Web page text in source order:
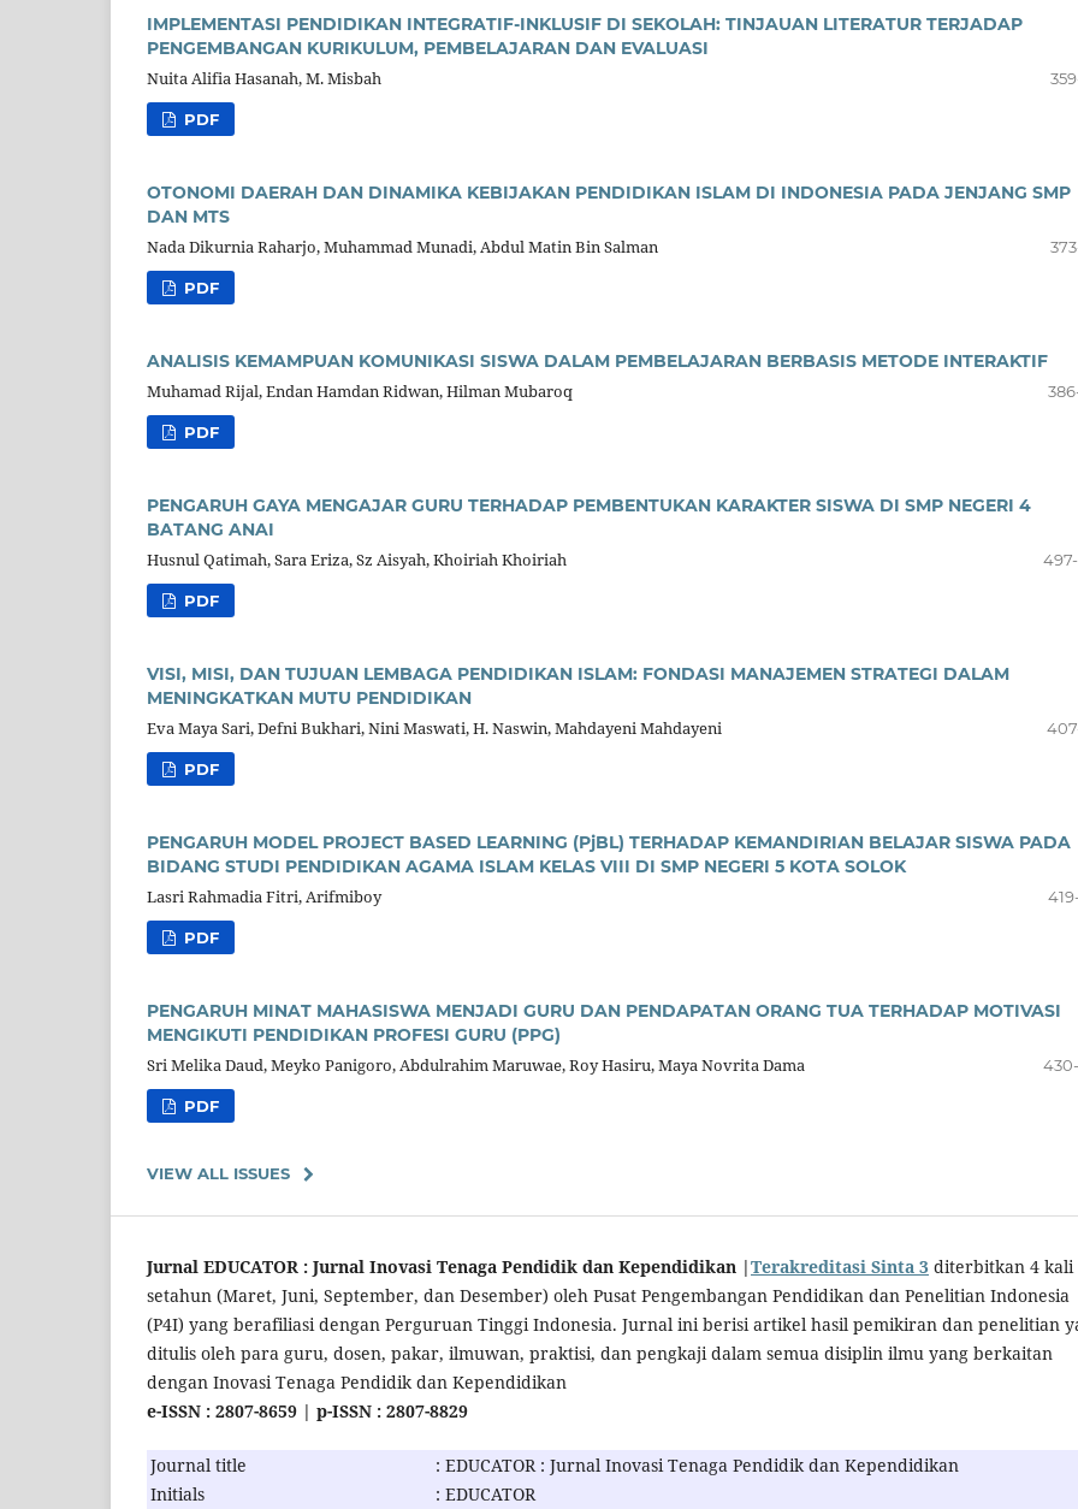
IMPLEMENTASI PENDIDIKAN INTEGRATIF-INKLUSIF DI SEKOLAH: TINJAUAN LITERATUR TERJADAP
PENGEMBANGAN KURIKULUM, PEMBELAJARAN DAN EVALUASI
Nuita Alifia Hasanah, M. Misbah
PDF
OTONOMI DAERAH DAN DINAMIKA KEBIJAKAN PENDIDIKAN ISLAM DI INDONESIA PADA JENJANG SMP
DAN MTS
Nada Dikurnia Raharjo, Muhammad Munadi, Abdul Matin Bin Salman
PDF
ANALISIS KEMAMPUAN KOMUNIKASI SISWA DALAM PEMBELAJARAN BERBASIS METODE INTERAKTIF
Muhamad Rijal, Endan Hamdan Ridwan, Hilman Mubaroq
PDF
PENGARUH GAYA MENGAJAR GURU TERHADAP PEMBENTUKAN KARAKTER SISWA DI SMP NEGERI 4
BATANG ANAI
Husnul Qatimah, Sara Eriza, Sz Aisyah, Khoiriah Khoiriah
PDF
VISI, MISI, DAN TUJUAN LEMBAGA PENDIDIKAN ISLAM: FONDASI MANAJEMEN STRATEGI DALAM
MENINGKATKAN MUTU PENDIDIKAN
Eva Maya Sari, Defni Bukhari, Nini Maswati, H. Naswin, Mahdayeni Mahdayeni
PDF
PENGARUH MODEL PROJECT BASED LEARNING (PjBL) TERHADAP KEMANDIRIAN BELAJAR SISWA PADA
BIDANG STUDI PENDIDIKAN AGAMA ISLAM KELAS VIII DI SMP NEGERI 5 KOTA SOLOK
Lasri Rahmadia Fitri, Arifmiboy
PDF
PENGARUH MINAT MAHASISWA MENJADI GURU DAN PENDAPATAN ORANG TUA TERHADAP MOTIVASI
MENGIKUTI PENDIDIKAN PROFESI GURU (PPG)
Sri Melika Daud, Meyko Panigoro, Abdulrahim Maruwae, Roy Hasiru, Maya Novrita Dama
PDF
VIEW ALL ISSUES
Jurnal EDUCATOR : Jurnal Inovasi Tenaga Pendidik dan Kependidikan |Terakreditasi Sinta 3 diterbitkan 4 kali
setahun (Maret, Juni, September, dan Desember) oleh Pusat Pengembangan Pendidikan dan Penelitian Indonesia
(P4I) yang berafiliasi dengan Perguruan Tinggi Indonesia. Jurnal ini berisi artikel hasil pemikiran dan penelitian
ditulis oleh para guru, dosen, pakar, ilmuwan, praktisi, dan pengkaji dalam semua disiplin ilmu yang berkaitan
dengan Inovasi Tenaga Pendidik dan Kependidikan
e-ISSN : 2807-8659 | p-ISSN : 2807-8829
Journal title : EDUCATOR : Jurnal Inovasi Tenaga Pendidik dan Kependidikan
Initials
: EDUCATOR